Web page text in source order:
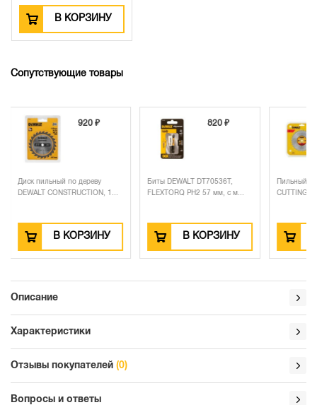
В КОРЗИНУ
Сопутствующие товары
1...
Биты DEWALT DT70536T,
FLEXTORQ PH2 57 мм, c м...
В КОРЗИНУ
Пильный диск DEWALT METAL
CUTTING DT1923, 140...
В КОРЗИНУ
Описание
Характеристики
Отзывы покупателей (0)
Вопросы и ответы